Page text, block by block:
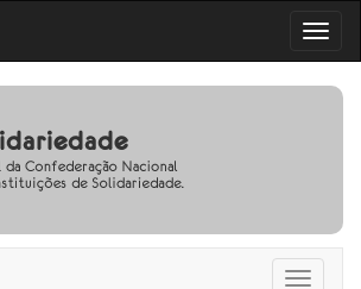
Toggle